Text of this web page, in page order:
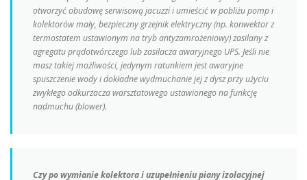
otworzyć obudowę serwisową jacuzzi i umieścić w pobliżu pomp i
kolektorów mały, bezpieczny grzejnik elektryczny (np. konwektor z
termostatem ustawionym na tryb antyzamrożeniowy) zasilany z
agregatu prądotwórczego lub zasilacza awaryjnego UPS. Jeśli nie
masz takiej możliwości, jedynym ratunkiem jest awaryjne
spuszczenie wody i dokładne wydmuchanie jej z dysz przy użyciu
zwykłego odkurzacza warsztatowego ustawionego na funkcję
nadmuchu (blower).
Czy po wymianie kolektora i uzupełnieniu piany izolacyjnej